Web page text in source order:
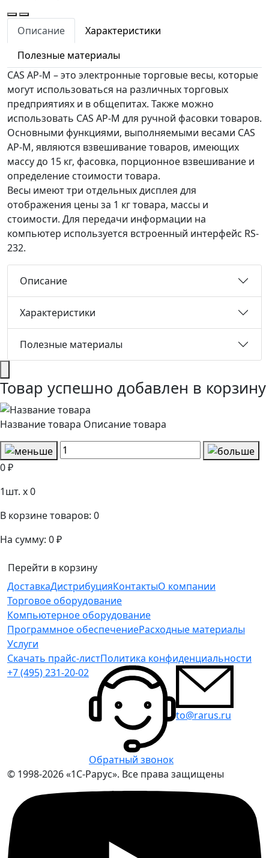
Описание
Характеристики
Полезные материалы
CAS AP-M – это электронные торговые весы, которые
могут использоваться на различных торговых
предприятиях и в общепитах. Также можно
использовать CAS AP-M для ручной фасовки товаров.
Основными функциями, выполняемыми весами CAS
AP-M, являются взвешивание товаров, имеющих
массу до 15 кг, фасовка, порционное взвешивание и
определение стоимости товара.
Весы имеют три отдельных дисплея для
отображения цены за 1 кг товара, массы и
стоимости. Для передачи информации на
компьютер используется встроенный интерфейс RS-
232.
Описание
Характеристики
Полезные материалы
Товар успешно добавлен в корзину
Название товара Описание товара
0 ₽
1шт. x0
В корзине товаров: 0
На сумму: 0 ₽
Перейти в корзину
ДоставкаДистрибуцияКонтактыО компании
Торговое оборудование
Компьютерное оборудование
Программное обеспечениеРасходные материалы
Услуги
Скачать прайс-листПолитика конфиденциальности
+7 (495) 231-20-02
Обратный звонок
to@rarus.ru
© 1998-2026 «1С-Рарус». Все права защищены